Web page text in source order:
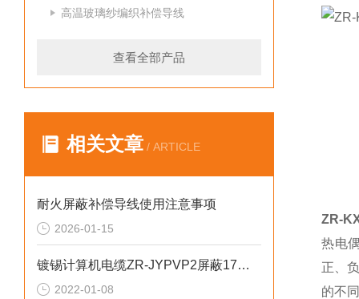
高温玻璃纱编织补偿导线
查看全部产品
相关文章 / ARTICLE
耐火屏蔽补偿导线使用注意事项
2026-01-15
镀锡计算机电缆ZR-JYPVP2屏蔽17芯500V
2022-01-08
ZR-
热电
正、
的不